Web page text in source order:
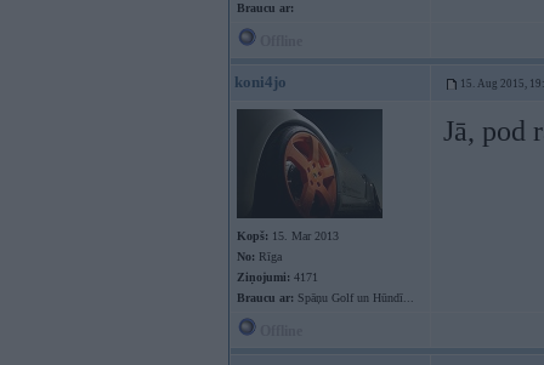
Braucu ar:
koni4jo 15. Aug 2015,
Kopš: 15. Mar 2013
No: Rīga
Ziņojumi: 4171
Braucu ar: Spāņu Golf un Hūndī...
Jā, pod